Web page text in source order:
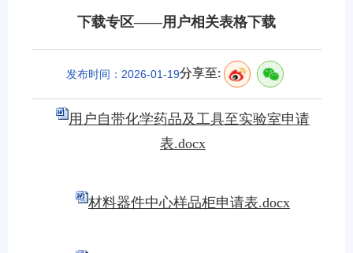
下载专区——用户相关表格下载
发布时间：2026-01-19分享至:
用户自带化学药品及工具至实验室申请
表.docx
材料器件中心样品柜申请表.docx